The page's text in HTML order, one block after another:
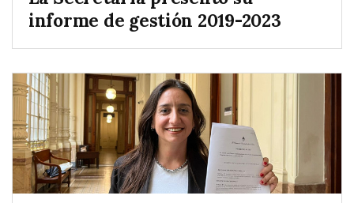
informe de gestión 2019-2023